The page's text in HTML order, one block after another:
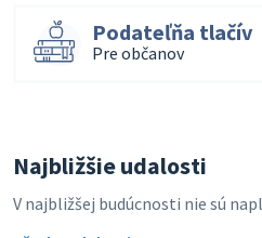
Podateľňa tlačív
Pre občanov
Najbližšie udalosti
V najbližšej budúcnosti nie sú